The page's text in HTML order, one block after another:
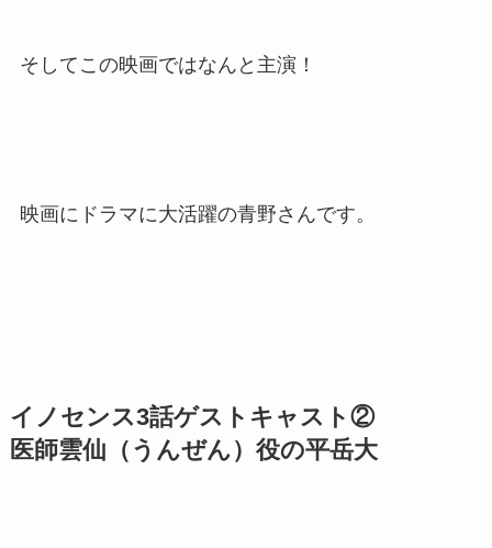
そしてこの映画ではなんと主演！
映画にドラマに大活躍の青野さんです。
イノセンス3話ゲストキャスト②
医師雲仙（うんぜん）役の平岳大